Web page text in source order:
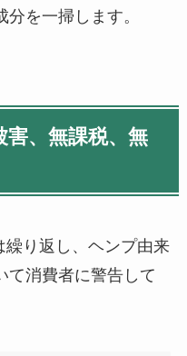
を一掃します。
害、無課税、無
繰り返し、ヘンプ由来
て消費者に警告して